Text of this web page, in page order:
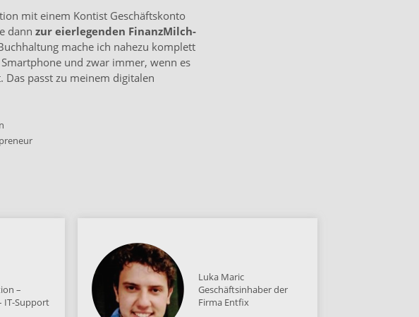
mit einem Kontist Geschäftskonto
dann zur eierlegenden Finanz­Milch­
mache ich nahezu komplett
und zwar immer, wenn es
Das passt zu meinem digitalen
–
IT-Support
Luka Maric
Geschäftsinhaber der
Firma Entfix